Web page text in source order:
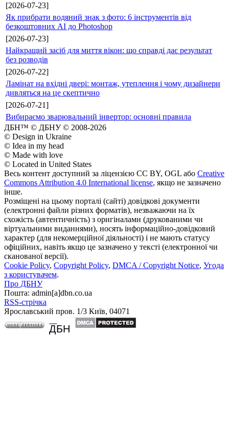
[2026-07-23]
Як прибрати водяний знак з фото: 6 інструментів від
безкоштовних AI до Photoshop
[2026-07-23]
Найкращий засіб для миття вікон: що справді дає результат
без розводів
[2026-07-22]
Ламінат на вхідні двері: монтаж, утеплення і чому дизайнери
дивляться на це скептично
[2026-07-21]
Вибираємо зварювальний інвертор: основні правила
ДБН™ © ДБНУ © 2008-2026
© Design in Ukraine
© Idea in my head
© Made with love
© Located in United States
Весь контент доступний за ліцензією CC BY, OGL або Creative
Commons Attribution 4.0 International license, якщо не зазначено
інше.
Розміщені на цьому порталі (сайті) довідкові документи
(електронні файли різних форматів), незважаючи на їх
схожість (автентичність) з оригіналами (друкованими чи
віртуальними виданнями), носять інформаційно-довідковий
характер (для некомерційної діяльності) і не мають статусу
офіційних, навіть якщо це зазначено у тексті (електронної чи
сканованої версії).
Cookie Policy, Copyright Policy, DMCA / Copyright Notice, Угода
з користувачем.
Про ДБНУ
Пошта: admin[а]dbn.co.ua
RSS-стрічка
Ярославський пров. 1/3 Київ, 04071